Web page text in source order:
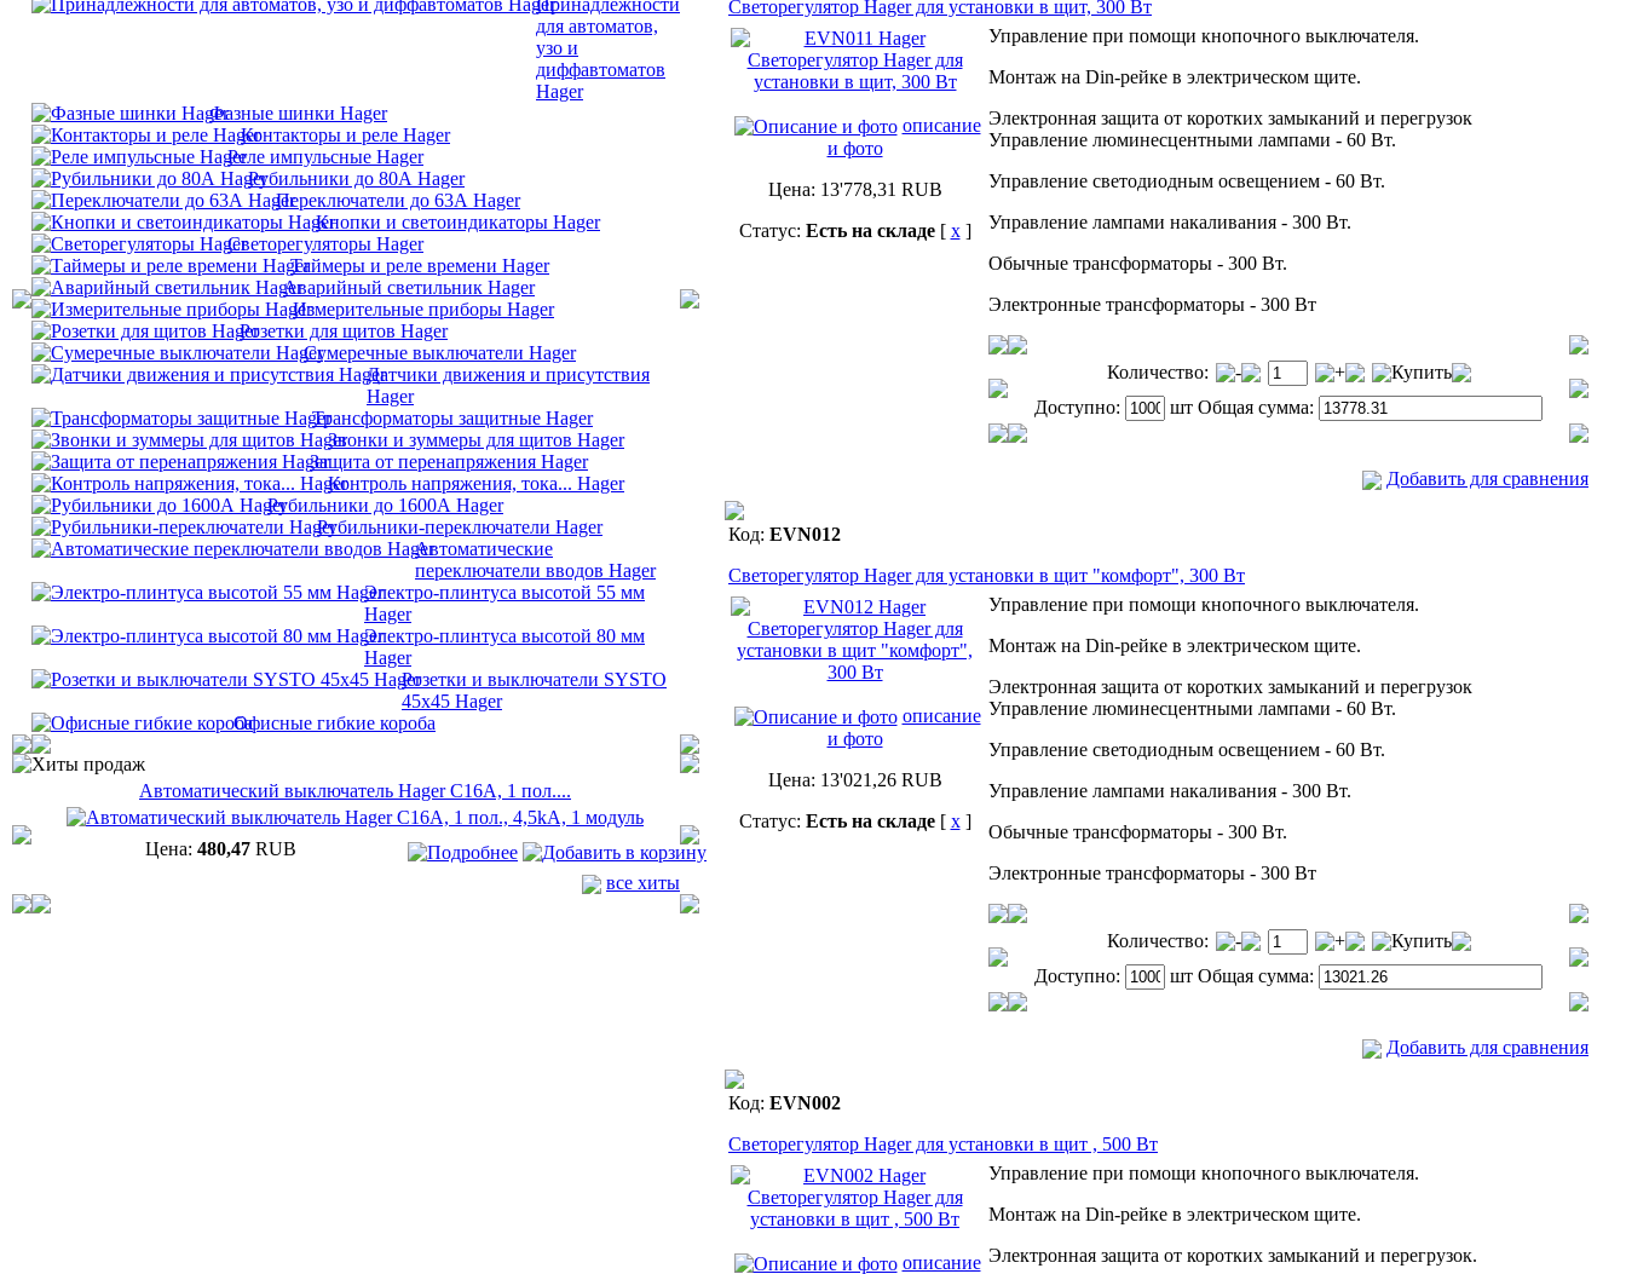
Принадлежности
для автоматов,
узо и
диффавтоматов
Hager
Фазные шинки Hager
Контакторы и реле Hager
Реле импульсные Hager
Рубильники до 80А Hager
Переключатели до 63А Hager
Кнопки и светоиндикаторы Hager
Светорегуляторы Hager
Таймеры и реле времени Hager
Аварийный светильник Hager
Измерительные приборы Hager
Розетки для щитов Hager
Сумеречные выключатели Hager
Датчики движения и присутствия
Hager
Трансформаторы защитные Hager
Звонки и зуммеры для щитов Hager
Защита от перенапряжения Hager
Контроль напряжения, тока... Hager
Рубильники до 1600А Hager
Рубильники-переключатели Hager
Автоматические
переключатели вводов Hager
Электро-плинтуса высотой 55 мм
Hager
Электро-плинтуса высотой 80 мм
Hager
Розетки и выключатели SYSTO
45х45 Hager
Офисные гибкие короба
Хиты продаж
Автоматический выключатель Hager C16A, 1 пол....
Цена: 480,47 RUB
все хиты
Светорегулятор Hager для установки в щит, 300 Вт
описание
и фото
Цена: 13'778,31 RUB
Статус: Есть на складе[ x]
Управление при помощи кнопочного выключателя.
Монтаж на Din-рейке в электрическом щите.
Электронная защита от коротких замыканий и перегрузок
Управление люминесцентными лампами - 60 Вт.
Управление светодиодным освещением - 60 Вт.
Управление лампами накаливания - 300 Вт.
Обычные трансформаторы - 300 Вт.
Электронные трансформаторы - 300 Вт
Количество: - +
Купить
Доступно:
шт Общая сумма:
Добавить для сравнения
Код: EVN012
Светорегулятор Hager для установки в щит "комфорт", 300 Вт
описание
и фото
Цена: 13'021,26RUB
Статус: Есть на складе[ x]
Управление при помощи кнопочного выключателя.
Монтаж на Din-рейке в электрическом щите.
Электронная защита от коротких замыканий и перегрузок
Управление люминесцентными лампами - 60 Вт.
Управление светодиодным освещением - 60 Вт.
Управление лампами накаливания - 300 Вт.
Обычные трансформаторы - 300 Вт.
Электронные трансформаторы - 300 Вт
Количество: - +
Купить
Доступно:
шт Общая сумма:
Добавить для сравнения
Код: EVN002
Светорегулятор Hager для установки в щит , 500 Вт
описание
Управление при помощи кнопочного выключателя.
Монтаж на Din-рейке в электрическом щите.
Электронная защита от коротких замыканий и перегрузок.